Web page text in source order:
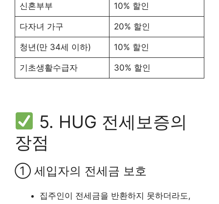
신혼부부 10% 할인
다자녀 가구 20% 할인
청년(만 34세 이하) 10% 할인
기초생활수급자 30% 할인
5. HUG 전세보증의
장점
① 세입자의 전세금 보호
집주인이 전세금을 반환하지 못하더라도,